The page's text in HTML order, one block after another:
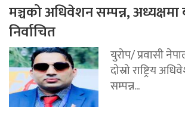
मञ्चको अधिवेशन सम्पन्न, अध्यक्षमा
निर्वाचित
युरोप/ प्रवासी
दोस्रो राष्ट्रिय
सम्पन्न...